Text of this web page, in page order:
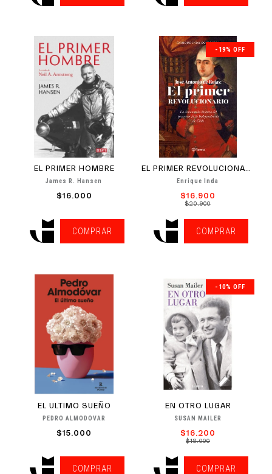
EL PRIMER HOMBRE
James R. Hansen
$16.000
COMPRAR
-19% OFF
EL PRIMER REVOLUCIONARIO
Enrique Inda
$16.900
$20.900
COMPRAR
EL ULTIMO SUEÑO
PEDRO ALMODÓVAR
$15.000
COMPRAR
-10% OFF
EN OTRO LUGAR
SUSAN MAILER
$16.200
$18.000
COMPRAR